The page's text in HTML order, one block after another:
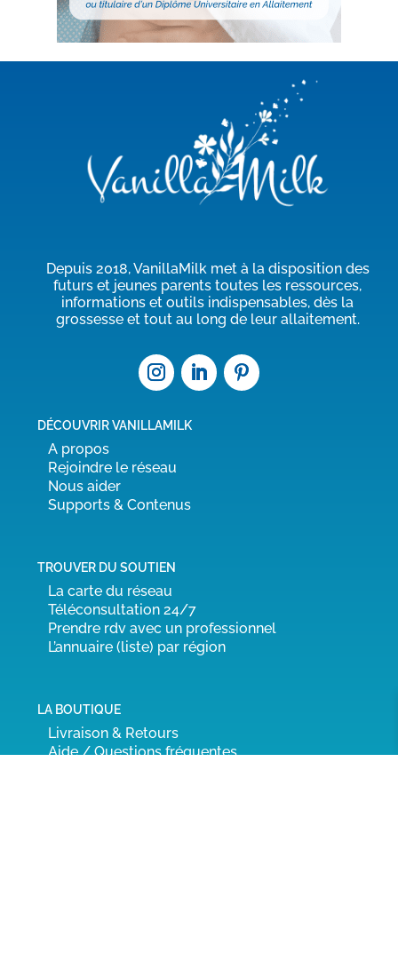
Depuis 2018, VanillaMilk met à la disposition des
futurs et jeunes parents toutes les ressources,
informations et outils indispensables, dès la
grossesse et tout au long de leur allaitement.
DÉCOUVRIR VANILLAMILK
A propos
Rejoindre le réseau
Nous aider
Supports & Contenus
TROUVER DU SOUTIEN
La carte du réseau
Téléconsultation 24/7
Prendre rdv avec un professionnel
L’annuaire (liste) par région
LA BOUTIQUE
Livraison & Retours
Aide / Questions fréquentes